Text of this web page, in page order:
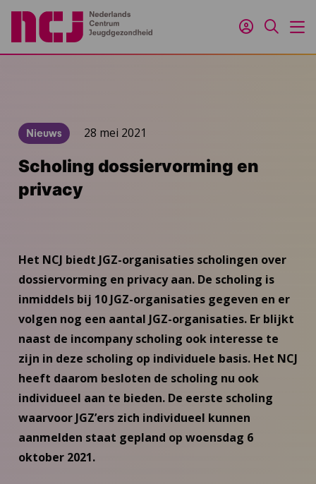
Inloggen
Zoeken
Nieuws 28 mei 2021
Scholing dossiervorming en
privacy
Het NCJ biedt JGZ-organisaties scholingen over
dossiervorming en privacy aan. De scholing is
inmiddels bij 10 JGZ-organisaties gegeven en er
volgen nog een aantal JGZ-organisaties. Er blijkt
naast de incompany scholing ook interesse te
zijn in deze scholing op individuele basis. Het NCJ
heeft daarom besloten de scholing nu ook
individueel aan te bieden. De eerste scholing
waarvoor JGZ’ers zich individueel kunnen
aanmelden staat gepland op woensdag 6
oktober 2021.